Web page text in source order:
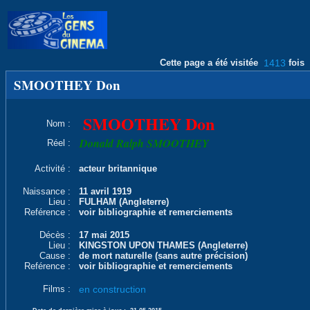
Cette page a été visitée 1413 fois
SMOOTHEY Don
Nom : SMOOTHEY Don
Réel : Donald Ralph SMOOTHEY
Activité : acteur britannique
Naissance :
11 avril 1919
Lieu :
FULHAM (Angleterre)
Reférence :
voir bibliographie et remerciements
Décès :
17 mai 2015
Lieu :
KINGSTON UPON THAMES (Angleterre)
Cause :
de mort naturelle (sans autre précision)
Reférence :
voir bibliographie et remerciements
Films : en construction